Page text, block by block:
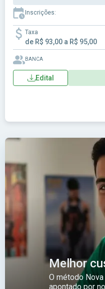
Inscrições:
Taxa
de R$ 93,00 a R$ 95,00
BANCA
Edital
Melhor
O método
apontado por